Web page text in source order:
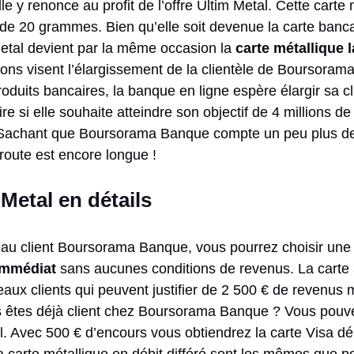
y renonce au profit de l’offre Ultim Metal. Cette carte
20 grammes. Bien qu’elle soit devenue la carte
devient par la même occasion la carte métallique
visent l’élargissement de la clientèle de
bancaires, la banque en ligne espère élargir sa
si elle souhaite atteindre son objectif de 4 millions de
que Boursorama Banque compte un peu plus
est encore longue !
en détails
client Boursorama Banque, vous pourrez choisir une
sans aucunes conditions de revenus. La
clients qui peuvent justifier de 2 500 € de revenus
êtes déjà client chez Boursorama Banque ? Vous
Avec 500 € d’encours vous obtiendrez la carte Visa